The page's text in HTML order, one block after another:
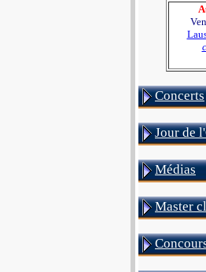
Concerts
Jour de
Médias
Master